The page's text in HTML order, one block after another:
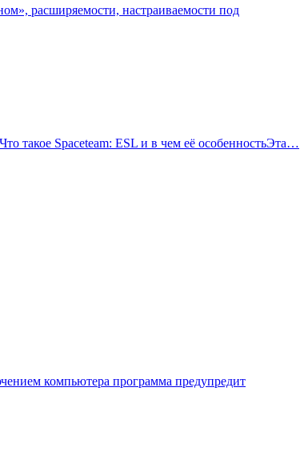
расширяемости, настраиваемости под
такое Spaceteam: ESL и в чем её особенностьЭта…
компьютера программа предупредит